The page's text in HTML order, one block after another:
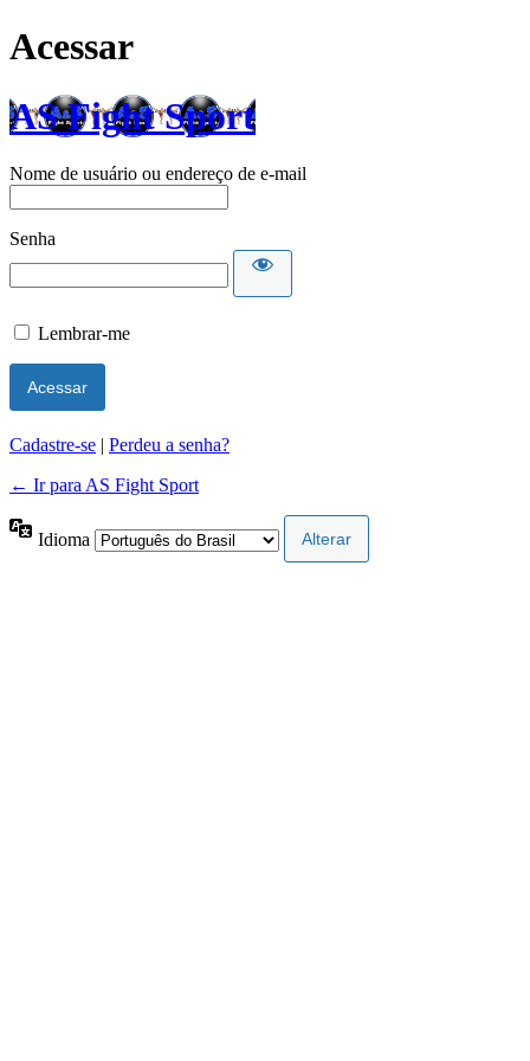
Acessar
AS Fight Sport
Nome de usuário ou endereço de e-mail
Senha
Lembrar-me
Cadastre-se | Perdeu a senha?
← Ir para AS Fight Sport
Idioma